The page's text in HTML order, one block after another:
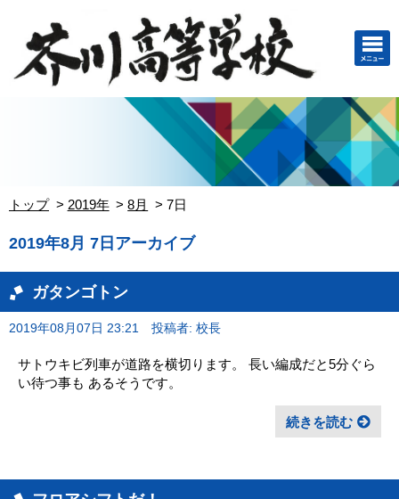
トップ 2019年 8月 7日
2019年8月 7日アーカイブ
ガタンゴトン
2019年08月07日 23:21 投稿者: 校長
サトウキビ列車が道路を横切ります。 長い編成だと5分ぐら
い待つ事も あるそうです。
続きを読む